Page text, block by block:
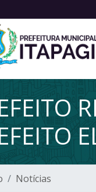
Notícias